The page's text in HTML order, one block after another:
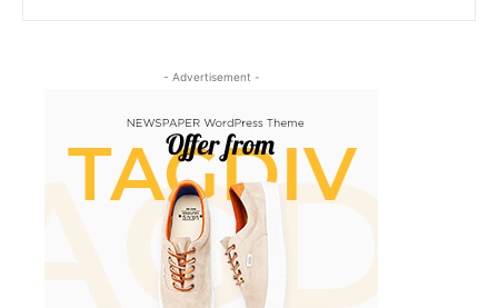
- Advertisement -